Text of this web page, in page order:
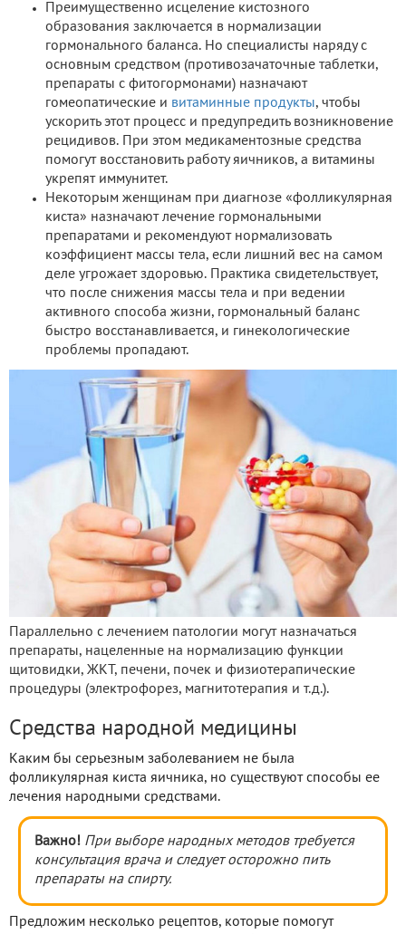
Преимущественно исцеление кистозного
образования заключается в нормализации
гормонального баланса. Но специалисты наряду с
основным средством (противозачаточные таблетки,
препараты с фитогормонами) назначают
гомеопатические и витаминные продукты, чтобы
ускорить этот процесс и предупредить возникновение
рецидивов. При этом медикаментозные средства
помогут восстановить работу яичников, а витамины
укрепят иммунитет.
Некоторым женщинам при диагнозе «фолликулярная
киста» назначают лечение гормональными
препаратами и рекомендуют нормализовать
коэффициент массы тела, если лишний вес на самом
деле угрожает здоровью. Практика свидетельствует,
что после снижения массы тела и при ведении
активного способа жизни, гормональный баланс
быстро восстанавливается, и гинекологические
проблемы пропадают.
Параллельно с лечением патологии могут назначаться
препараты, нацеленные на нормализацию функции
щитовидки, ЖКТ, печени, почек и физиотерапические
процедуры (электрофорез, магнитотерапия и т.д.).
Средства народной медицины
Каким бы серьезным заболеванием не была
фолликулярная киста яичника, но существуют способы ее
лечения народными средствами.
Важно! При выборе народных методов требуется
консультация врача и следует осторожно пить
препараты на спирту.
Предложим несколько рецептов, которые помогут